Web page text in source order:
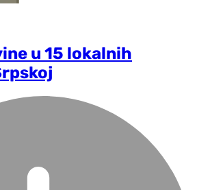
u 15 lokalnih